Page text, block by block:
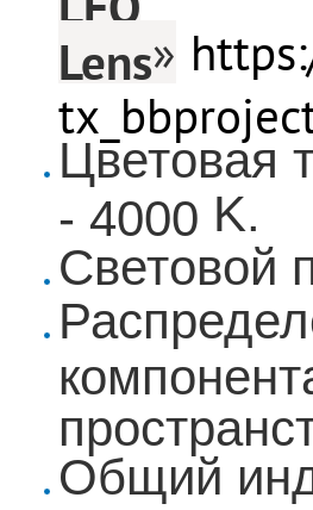
Lens»
Цветовая
- 4000 K.
Световой
Общий